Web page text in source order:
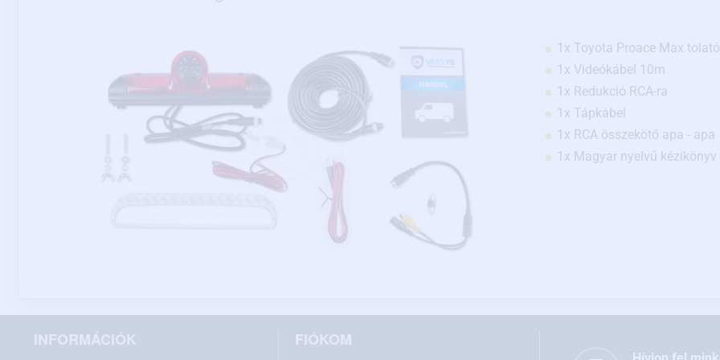
1x Toyota Proace Max
1x Videókábel 10m
1x Redukció RCA-ra
1x Tápkábel
1x RCA összekötő apa - apa
1x Magyar nyelvű kézikönyv
INFORMÁCIÓK FIÓKOM